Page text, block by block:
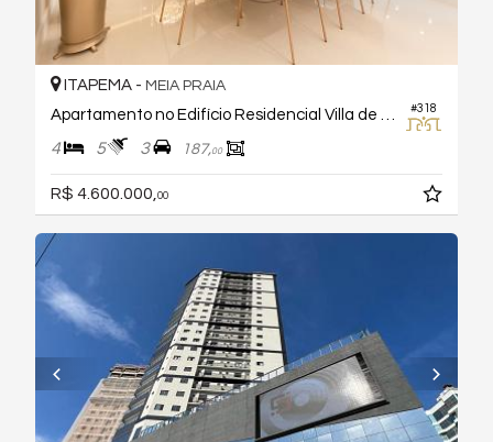
#318
ITAPEMA - MEIA PRAIA
4 5 3 187,00
R$ 4.600.000, 00